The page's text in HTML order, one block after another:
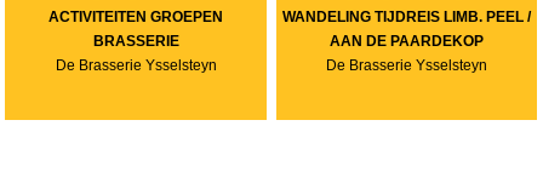
ACTIVITEITEN GROEPEN
BRASSERIE
De Brasserie Ysselsteyn
WANDELING TIJDREIS LIMB. PEEL /
AAN DE PAARDEKOP
De Brasserie Ysselsteyn